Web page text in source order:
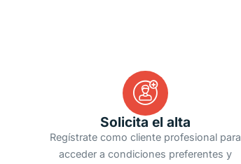
Solicita el alta
Regístrate como cliente profesional para
acceder a condiciones preferentes y